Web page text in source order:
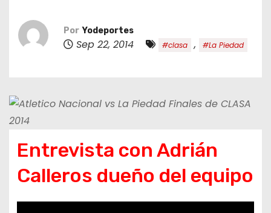
Por Yodeportes
Sep 22, 2014 #clasa , #La Piedad
Entrevista con Adrián
Calleros dueño del equipo